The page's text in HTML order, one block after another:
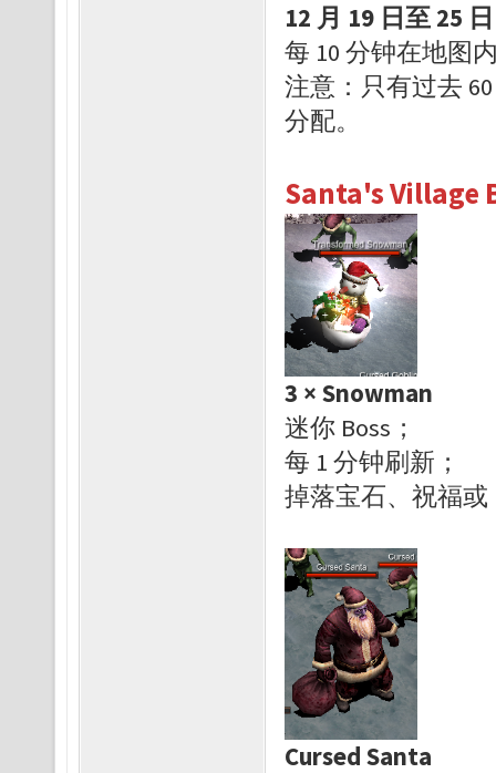
12 月 19 日至 25
每 10 分钟在地图
注意：只有过去
分配。
Santa's Village
3 × Snowman
迷你 Boss；
每 1 分钟刷新；
掉落宝石、祝福或
Cursed Santa